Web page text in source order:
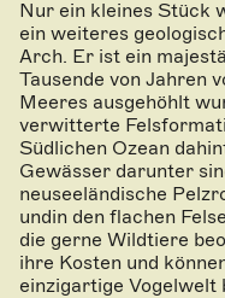
Nur ein kleines Stück
ein weiteres
Arch. Er ist ein
Tausende von Jahren
Meeres ausgehöhlt
verwitterte
Südlichen Ozean
Gewässer darunter
neuseeländische
undin den flachen
die gerne Wildtiere
ihre Kosten und
einzigartige Vogelwelt